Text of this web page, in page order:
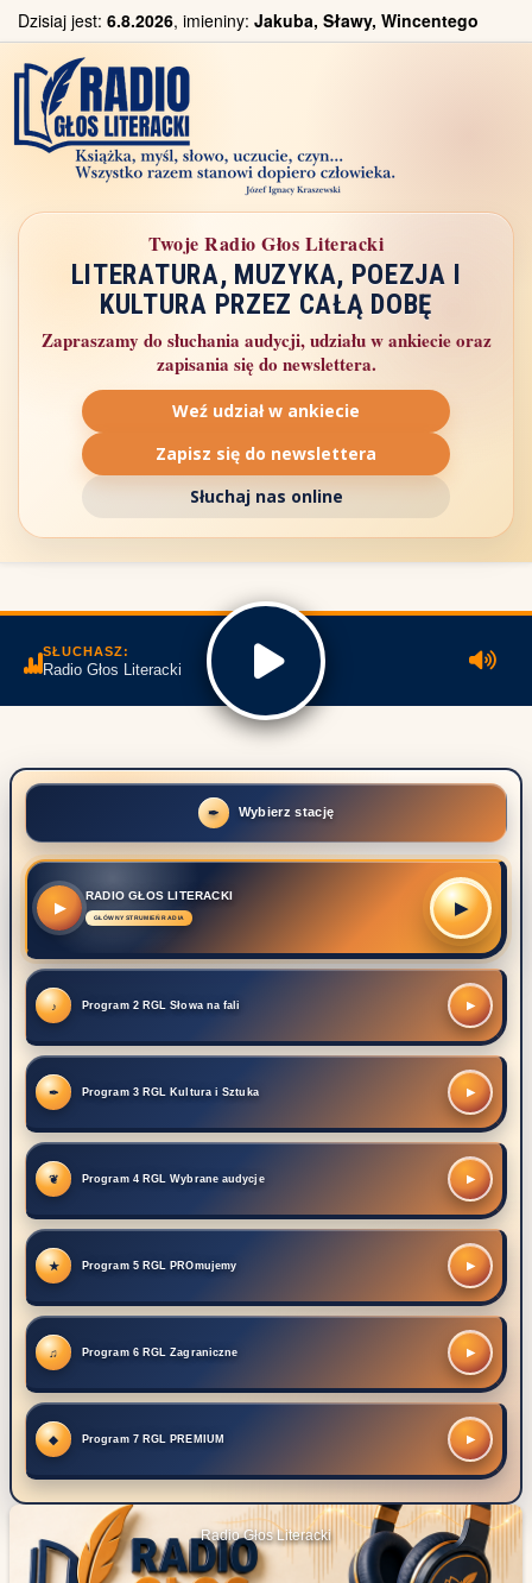
Dzisiaj jest: 6.8.2026, imieniny: Jakuba, Sławy, Wincentego
Twoje Radio Głos Literacki
LITERATURA, MUZYKA, POEZJA I
KULTURA PRZEZ CAŁĄ DOBĘ
Zapraszamy do słuchania audycji, udziału w ankiecie oraz
zapisania się do newslettera.
Weź udział w ankiecie
Zapisz się do newslettera
Słuchaj nas online
SŁUCHASZ:
Radio Głos Literacki
Wybierz stację
RADIO GŁOS LITERACKI
▶
Program 2 RGL Słowa na fali ▶
Program 3 RGL Kultura i Sztuka ▶
Program 4 RGL Wybrane audycje ▶
Program 5 RGL PROmujemy ▶
Program 6 RGL Zagraniczne ▶
Program 7 RGL PREMIUM ▶
Radio Głos Literacki